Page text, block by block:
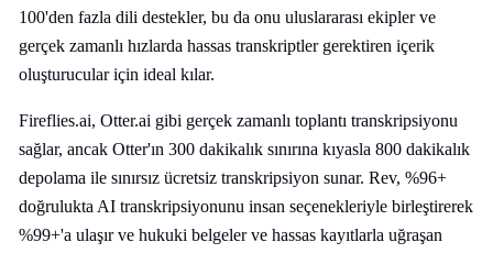
100'den fazla dili destekler, bu da onu uluslararası ekipler ve
gerçek zamanlı hızlarda hassas transkriptler gerektiren içerik
oluşturucular için ideal kılar.
Fireflies.ai, Otter.ai gibi gerçek zamanlı toplantı transkripsiyonu
sağlar, ancak Otter'ın 300 dakikalık sınırına kıyasla 800 dakikalık
depolama ile sınırsız ücretsiz transkripsiyon sunar. Rev, %96+
doğrulukta AI transkripsiyonunu insan seçenekleriyle birleştirerek
%99+'a ulaşır ve hukuki belgeler ve hassas kayıtlarla uğraşan